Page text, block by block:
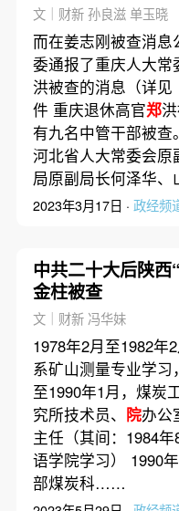
文｜财新 孙良滋 单玉晓
而在姜志刚被查消
委通报了重庆人大
洪被查的消息（详见
件 重庆退休高官郑
有九名中管干部被查
河北省人大常委会
局原副局长何泽华
2023年3月17日 · 政经频
中共二十大后陕西
金柱被查
文｜财新 冯华妹
1978年2月至1982年
系矿山测量专业学习
至1990年1月，煤炭
究所技术员、 院办公
主任（其间：1984
语学院学习） 1990
部煤炭科……